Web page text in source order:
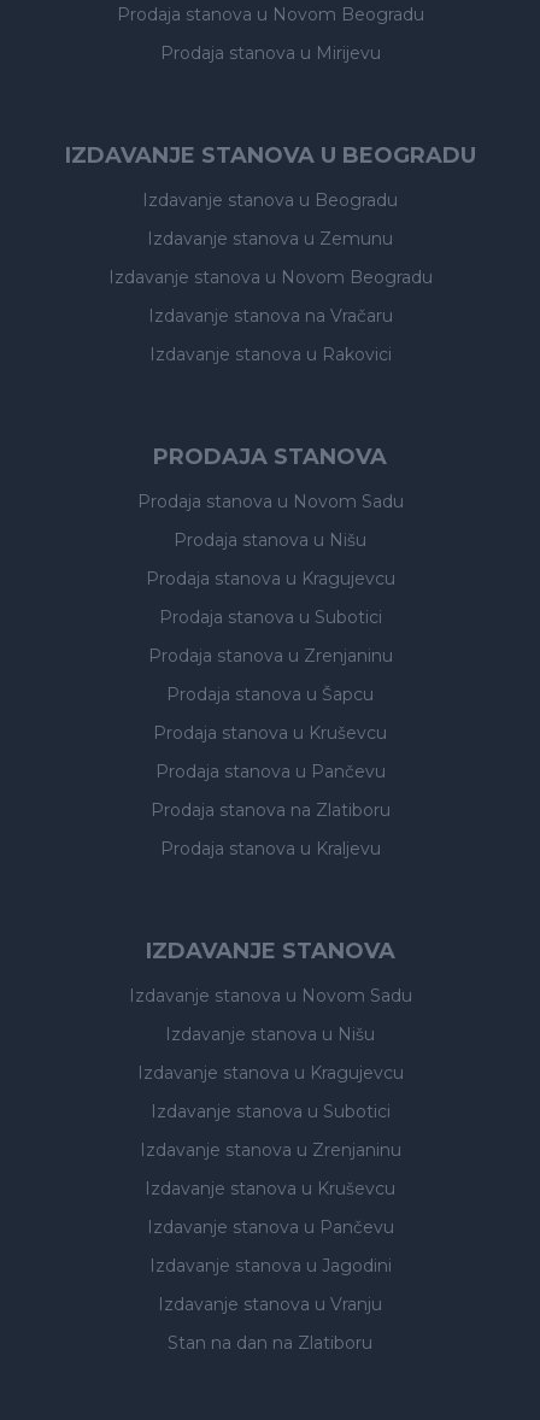
Prodaja stanova u Novom Beogradu
Prodaja stanova u Mirijevu
IZDAVANJE STANOVA U BEOGRADU
Izdavanje stanova u Beogradu
Izdavanje stanova u Zemunu
Izdavanje stanova u Novom Beogradu
Izdavanje stanova na Vračaru
Izdavanje stanova u Rakovici
PRODAJA STANOVA
Prodaja stanova u Novom Sadu
Prodaja stanova u Nišu
Prodaja stanova u Kragujevcu
Prodaja stanova u Subotici
Prodaja stanova u Zrenjaninu
Prodaja stanova u Šapcu
Prodaja stanova u Kruševcu
Prodaja stanova u Pančevu
Prodaja stanova na Zlatiboru
Prodaja stanova u Kraljevu
IZDAVANJE STANOVA
Izdavanje stanova u Novom Sadu
Izdavanje stanova u Nišu
Izdavanje stanova u Kragujevcu
Izdavanje stanova u Subotici
Izdavanje stanova u Zrenjaninu
Izdavanje stanova u Kruševcu
Izdavanje stanova u Pančevu
Izdavanje stanova u Jagodini
Izdavanje stanova u Vranju
Stan na dan na Zlatiboru